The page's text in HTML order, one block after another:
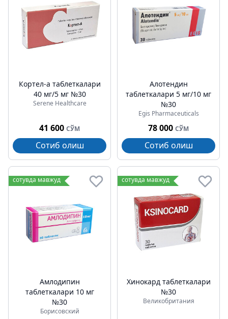
Кортел-а таблеткалари
40 мг/5 мг №30
Serene Healthcare
41 600 СЎМ
Сотиб олиш
Алотендин
таблеткалари 5 мг/10 мг
№30
Egis Pharmaceuticals
78 000 СЎМ
Сотиб олиш
сотувда мавжуд
Амлодипин
таблеткалари 10 мг
№30
Борисовский
сотувда мавжуд
Хинокард таблеткалари
№30
Великобритания